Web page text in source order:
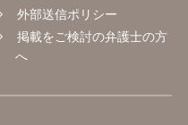
外部送信ポリシー
掲載をご検討の弁護士の方
へ